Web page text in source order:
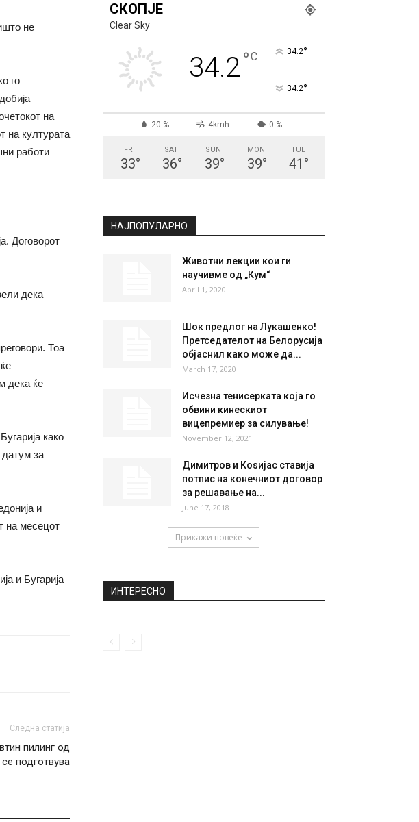
не
го
на
на културата
работи
Договорот
дека
Тоа
дека ќе
како
датум за
и
на месецот
и Бугарија
Следна статија
пилинг од
се подготвува
СКОПЈЕ
34.2
4kmh
39° 39° 41°
Животни лекции кои ги
научивме од „Кум“
Шок предлог на Лукашенко!
Претседателот на Белорусија
објаснил како може да...
March 17, 2020
November 12, 2021